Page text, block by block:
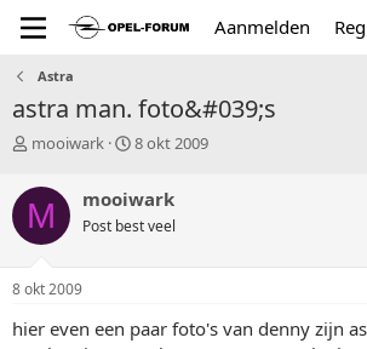
Aanmelden
Astra
astra man. foto&#039;s
T
p
i
c
s
a
t
mooiwark
S
r
t
a
m
8 okt 2009
M mooiwark
Post best veel
8 okt 2009
hier even een paar foto's van denny zijn